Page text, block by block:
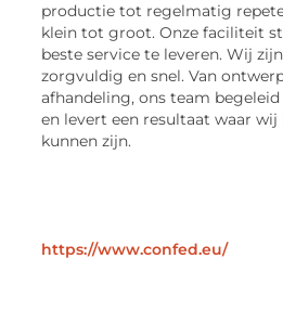
productie tot regelmatig
klein tot groot. Onze faciliteit
beste service te leveren. Wij
zorgvuldig en snel. Van
afhandeling, ons team
en levert een resultaat waar
kunnen zijn.
https://www.confed.eu/